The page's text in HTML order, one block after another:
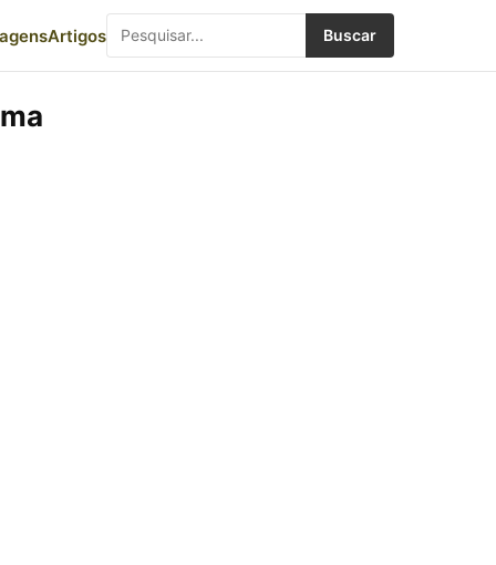
Artigos Buscar